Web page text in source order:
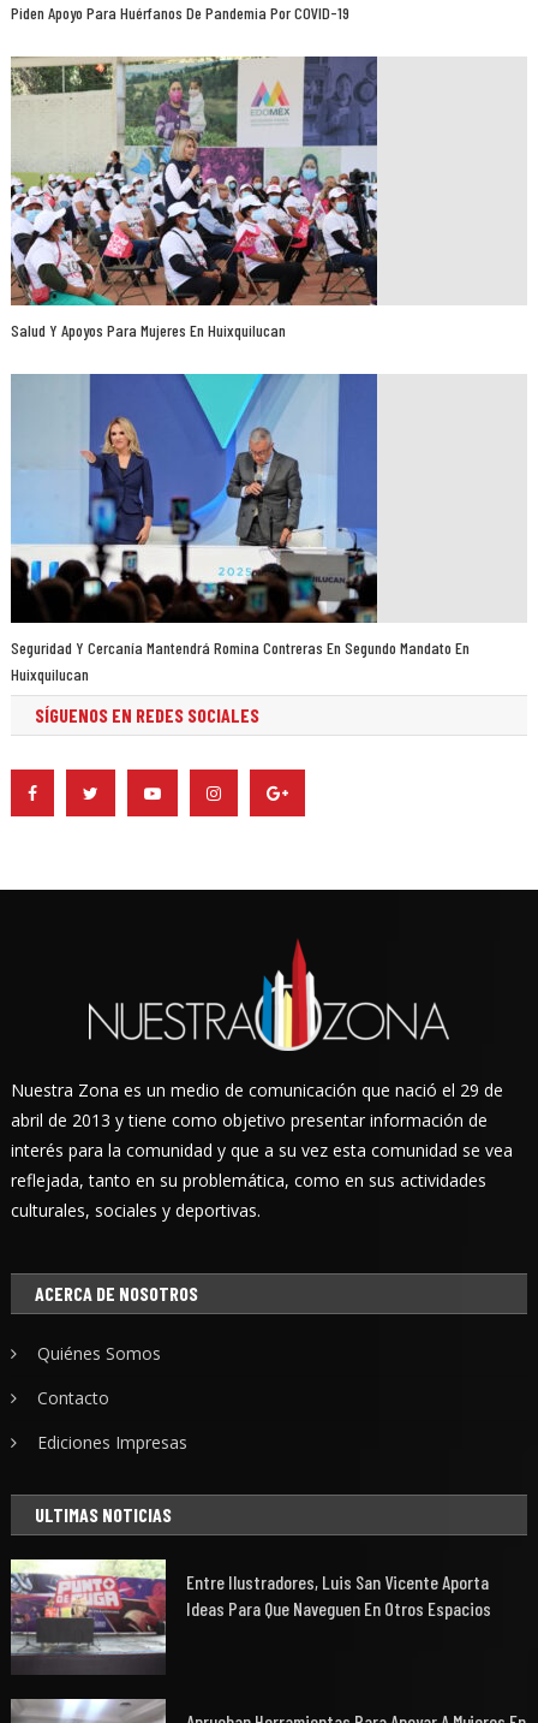
Piden Apoyo Para Huérfanos De Pandemia Por COVID-19
Salud Y Apoyos Para Mujeres En Huixquilucan
Seguridad Y Cercanía Mantendrá Romina Contreras En Segundo Mandato En
Huixquilucan
SÍGUENOS EN REDES SOCIALES
Nuestra Zona es un medio de comunicación que nació el 29 de
abril de 2013 y tiene como objetivo presentar información de
interés para la comunidad y que a su vez esta comunidad se vea
reflejada, tanto en su problemática, como en sus actividades
culturales, sociales y deportivas.
ACERCA DE NOSOTROS
Quiénes Somos
Contacto
Ediciones Impresas
ULTIMAS NOTICIAS
Entre Ilustradores, Luis San Vicente Aporta
Ideas Para Que Naveguen En Otros Espacios